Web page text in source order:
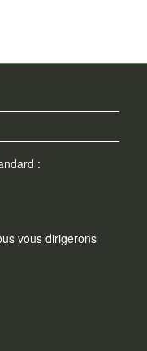
:
vous dirigerons